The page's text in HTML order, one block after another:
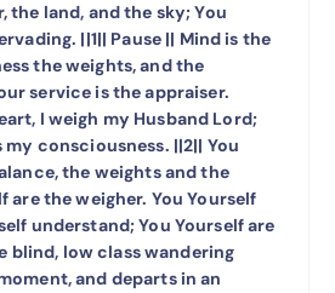
the land, and the sky; You
||1|| Pause || Mind is the
the weights, and the
service is the appraiser.
I weigh my Husband Lord;
consciousness. ||2|| You
the weights and the
are the weigher. You Yourself
understand; You Yourself are
blind, low class wandering
and departs in an